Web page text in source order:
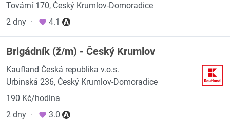
Tovární 170, Český Krumlov-Domoradice
2 dny · 4.1
Brigádník (ž/m) - Český Krumlov
Kaufland Česká republika v.o.s.
Urbinská 236, Český Krumlov-Domoradice
190 Kč/hodina
2 dny · 3.0